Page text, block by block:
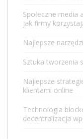
Społeczne media
jak firmy
Najlepsze
Sztuka tworzenia
Najlepsze
klientami online
Technologia
decentralizacja